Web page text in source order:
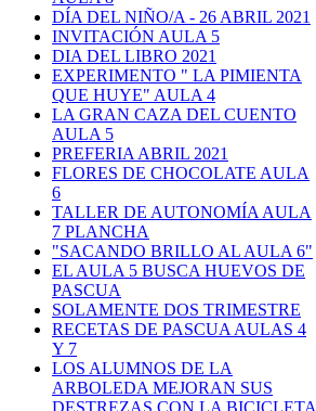
DÍA DEL NIÑO/A - 26 ABRIL 2021
INVITACIÓN AULA 5
DIA DEL LIBRO 2021
EXPERIMENTO " LA PIMIENTA
QUE HUYE" AULA 4
LA GRAN CAZA DEL CUENTO
AULA 5
PREFERIA ABRIL 2021
FLORES DE CHOCOLATE AULA
6
TALLER DE AUTONOMÍA AULA
7 PLANCHA
"SACANDO BRILLO AL AULA 6"
EL AULA 5 BUSCA HUEVOS DE
PASCUA
SOLAMENTE DOS TRIMESTRE
RECETAS DE PASCUA AULAS 4
Y 7
LOS ALUMNOS DE LA
ARBOLEDA MEJORAN SUS
DESTREZAS CON LA BICICLETA